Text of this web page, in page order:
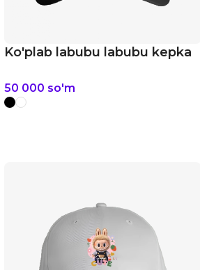
Ko'plab labubu labubu kepka
50 000 so'm